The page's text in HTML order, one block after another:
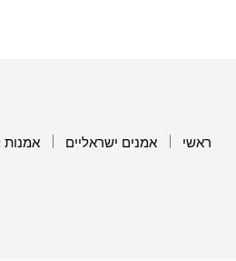
ראשי אמנים ישראליים אמנות